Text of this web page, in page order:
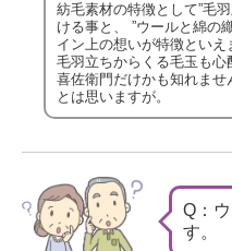
紡毛素材の特徴として”毛
ける事と、 ”ウールと綿の
イン上の想いが特徴といえ
毛羽立ちからくる毛玉も心
喜佐衛門だけかも知れま
とは思いますが。
Q：
す。